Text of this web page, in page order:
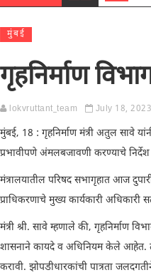
मुंबई
गृहनिर्माण
lokvruttant_team July 18, 2023
मुंबई, 18 : गृहनिर्माण मंत्री अतुल सावे
प्रभावीपणे अंमलबजावणी करण्याचे
मंत्रालयातील परिषद सभागृहात आज
प्राधिकरणाचे मुख्य कार्यकारी
मंत्री श्री. सावे म्हणाले की, गृहनिर्माण
शासनाने कायदे व अधिनियम केले आहेत.
करावी. झोपडीधारकांची पात्रता